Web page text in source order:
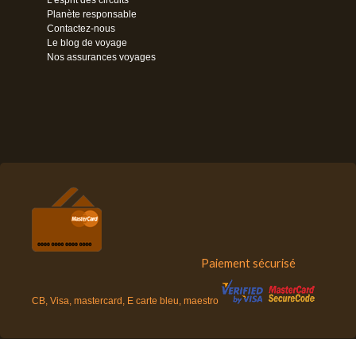
Planète responsable
Contactez-nous
Le blog de voyage
Nos assurances voyages
Paiement sécurisé
CB, Visa, mastercard, E carte bleu, maestro